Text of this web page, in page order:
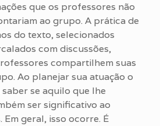
que os professores não
ao grupo. A prática de
do texto, selecionados
com discussões,
compartilhem suas
Ao planejar sua atuação o
se aquilo que lhe
ser significativo ao
geral, isso ocorre. É